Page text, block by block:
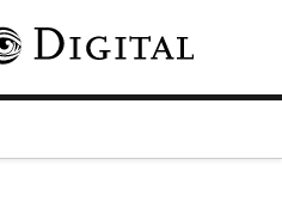
Pasar al contenido principal